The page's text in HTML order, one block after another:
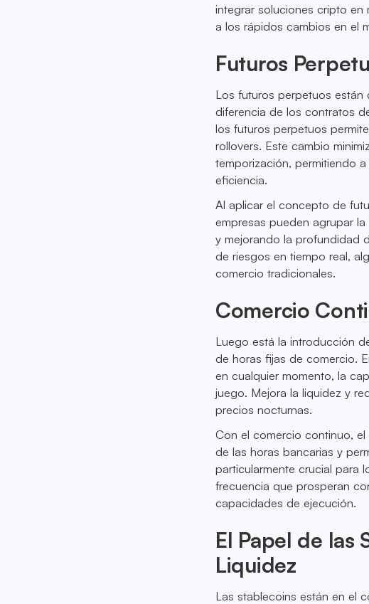
integrar soluciones cripto en
a los rápidos cambios en el
Futuros
Los futuros perpetuos están
diferencia de los contratos
los futuros perpetuos
rollovers. Este cambio
temporización, permitiendo
eficiencia.
Al aplicar el concepto de
empresas pueden agrupar
y mejorando la profundidad
de riesgos en tiempo real,
comercio tradicionales.
Comercio
Luego está la introducción
de horas fijas de comercio.
en cualquier momento, la
juego. Mejora la liquidez y
precios nocturnas.
Con el comercio continuo,
de las horas bancarias y
particularmente crucial para
frecuencia que prosperan
capacidades de ejecución.
El Papel de las
Liquidez
Las stablecoins están en el